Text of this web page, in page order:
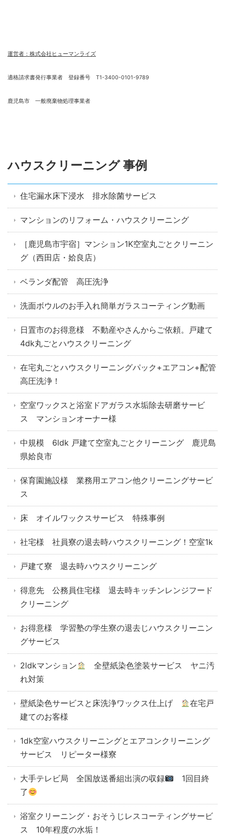
運営者：株式会社ヒューマンライズ
適格請求書発行事業者 登録番号 T1-3400-0101-9789
鹿児島市 一般廃棄物処理事業者
ハウスクリーニング 事例
住宅漏水床下浸水 排水除菌サービス
マンションのリフォーム・ハウスクリーニング
［鹿児島市宇宿］マンション1K空室丸ごとクリーニン
グ（西田店・姶良店）
ベランダ配管 高圧洗浄
洗面ボウルのお手入れ簡単ガラスコーティング動画
日置市のお得意様 不動産やさんからご依頼。戸建て
4dk丸ごとハウスクリーニング
在宅丸ごとハウスクリーニングパック+エアコン+配管
高圧洗浄！
空室ワックスと浴室ドアガラス水垢除去研磨サービ
ス マンションオーナー様
中規模 6ldk 戸建て空室丸ごとクリーニング 鹿児島
県姶良市
保育園施設様 業務用エアコン他クリーニングサービ
ス
床 オイルワックスサービス 特殊事例
社宅様 社員寮の退去時ハウスクリーニング！空室1k
戸建て寮 退去時ハウスクリーニング
得意先 公務員住宅様 退去時キッチンレンジフード
クリーニング
お得意様 学習塾の学生寮の退去じハウスクリーニン
グサービス
2ldkマンション
全壁紙染色塗装サービス ヤニ汚
れ対策
壁紙染色サービスと床洗浄ワックス仕上げ
在宅戸
建てのお客様
1dk空室ハウスクリーニングとエアコンクリーニング
サービス リピーター様寮
大手テレビ局 全国放送番組出演の収録
1回目終
了
浴室クリーニング・おそうじレスコーティングサービ
ス 10年程度の水垢！